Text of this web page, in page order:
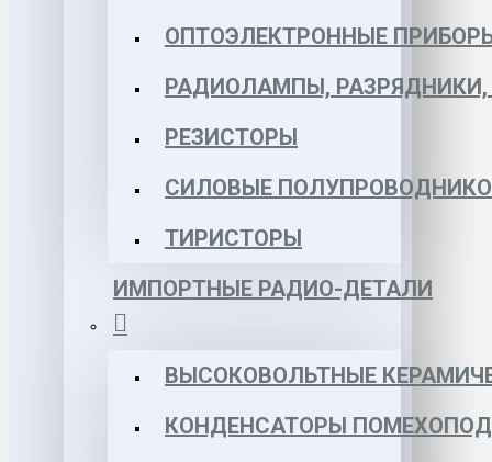
ОПТОЭЛЕКТРОННЫЕ
РАДИОЛАМПЫ,
РЕЗИСТОРЫ
СИЛОВЫЕ
ТИРИСТОРЫ
ИМПОРТНЫЕ РАДИО-ДЕТАЛИ
ВЫСОКОВОЛЬТНЫЕ
КОНДЕНСАТОРЫ